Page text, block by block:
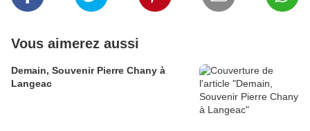
Vous aimerez aussi
Demain, Souvenir Pierre Chany à
Langeac